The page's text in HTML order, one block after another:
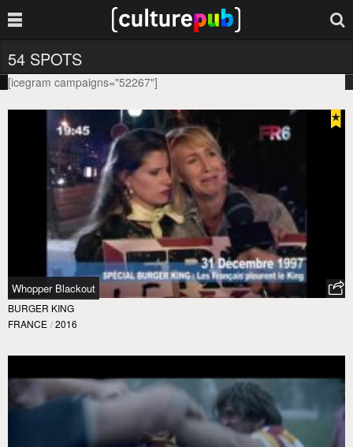
54 SPOTS
[icegram campaigns="52267"]
Whopper Blackout
BURGER KING
FRANCE / 2016